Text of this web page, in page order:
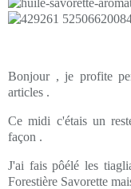
Bonjour , je profite
articles .
Ce midi c'étais un
façon .
J'ai fais pôélé les
Forestière Savorette